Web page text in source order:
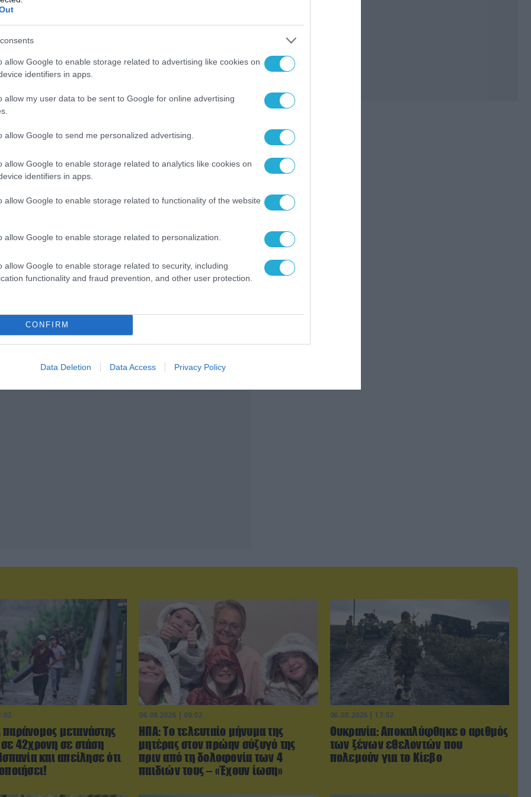
allow Google to enable storage related to advertising like cookies on
identifiers in apps.
allow my user data to be sent to Google for online advertising
allow Google to send me personalized advertising.
allow Google to enable storage related to analytics like cookies on
identifiers in apps.
allow Google to enable storage related to functionality of the website
allow Google to enable storage related to personalization.
allow Google to enable storage related to security, including
functionality and fraud prevention, and other user protection.
CONFIRM
Data Deletion Data Access Privacy Policy
ΑΡΘΡΟ
μετανάστης
42χρονη σε στάση
και απείλησε ότι
06.08.2026 | 09:02
ΗΠΑ: Το τελευταίο μήνυμα της
μητέρας στον πρώην σύζυγό της
πριν από τη δολοφονία των 4
παιδιών τους – «Έχουν ίωση»
06.08.2026 | 17:02
Ουκρανία: Αποκαλύφθηκε ο αριθμός
των ξένων εθελοντών που
πολεμούν για το Κίεβο